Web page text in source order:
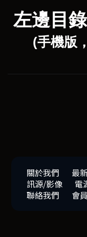
左邊目
(手機版
關於我們 最
訊源/影像
電
聯絡我們
會